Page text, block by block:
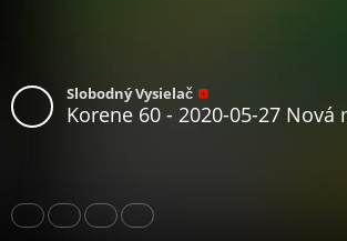
Slobodný Vysielač
Korene 60 - 2020-05-27 Nová
Share Like